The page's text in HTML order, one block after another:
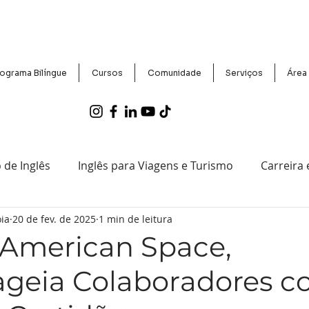
Bilíngue Cursos Comunidade Serviços Área
Inglês Inglês para Viagens e Turismo Carreira
e Notícias do CCBEU Exames Proficiência e
Tecnologia e Inglês Histórias de Sucesso de
Space,
Colaboradores
20 de fev. de 2025 1 min de leitura